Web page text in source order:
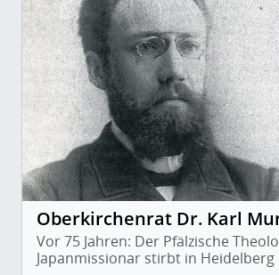
Oberkirchenrat Dr. Karl
Vor 75 Jahren: Der Pfälzische
Japanmissionar stirbt in Heidelberg